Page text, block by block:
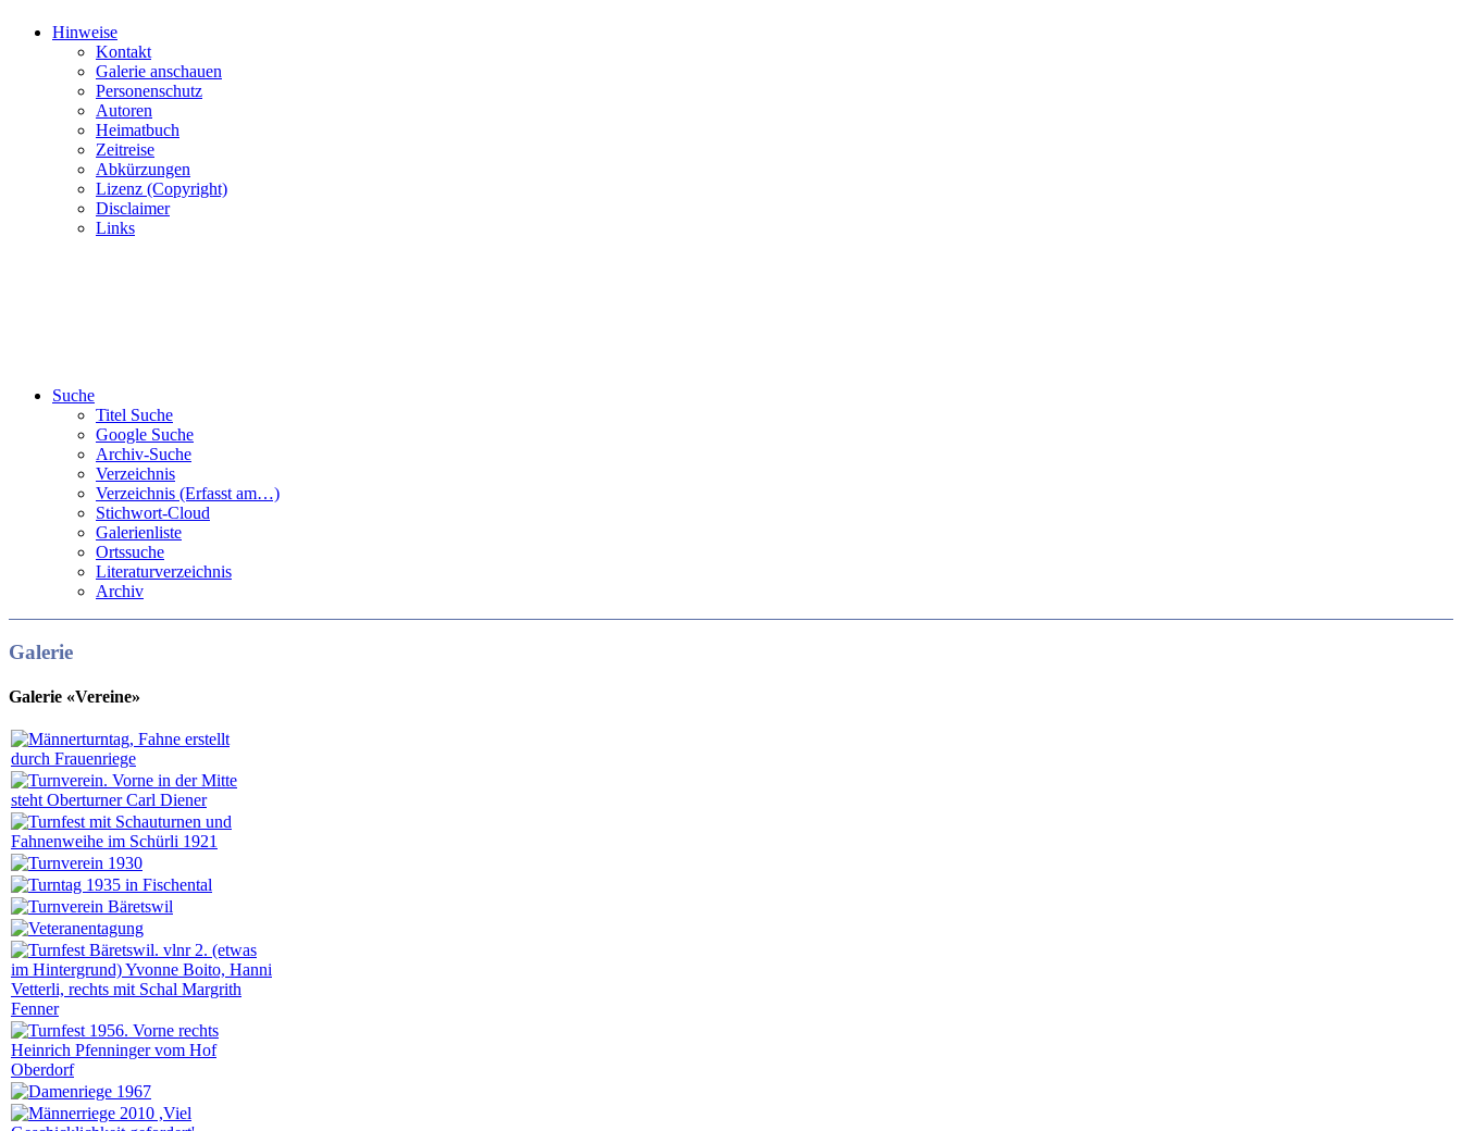
Hinweise
Kontakt
Galerie anschauen
Personenschutz
Autoren
Heimatbuch
Zeitreise
Abkürzungen
Lizenz (Copyright)
Disclaimer
Links
Suche
Titel Suche
Google Suche
Archiv-Suche
Verzeichnis
Verzeichnis (Erfasst am…)
Stichwort-Cloud
Galerienliste
Ortssuche
Literaturverzeichnis
Archiv
Galerie
Galerie «Vereine»